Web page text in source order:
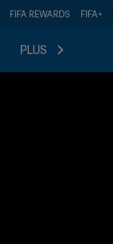
FIFA REWARDS FIFA+
PLUS